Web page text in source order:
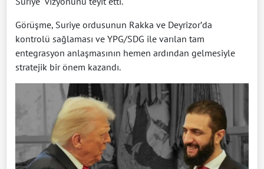
Görüşme, Suriye ordusunun Rakka ve Deyrizor’da
kontrolü sağlaması ve YPG/SDG ile varılan tam
entegrasyon anlaşmasının hemen ardından gelmesiyle
stratejik bir önem kazandı.